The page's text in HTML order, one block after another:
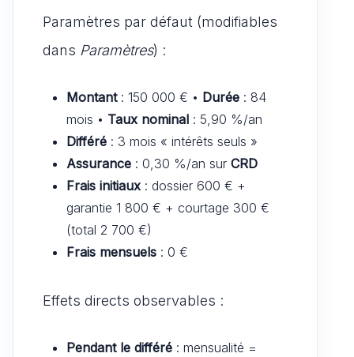
Paramètres par défaut (modifiables
dans Paramètres) :
Montant: 150 000 € • Durée : 84
mois • Taux nominal : 5,90 %/an
Différé : 3 mois « intérêts seuls »
Assurance : 0,30 %/an sur CRD
Frais initiaux: dossier 600 € +
garantie 1 800 € + courtage 300 €
(total 2 700 €)
Frais mensuels : 0 €
Effets directs observables :
Pendant le différé : mensualité =